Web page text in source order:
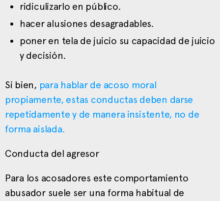
ridiculizarlo en público.
hacer alusiones desagradables.
poner en tela de juicio su capacidad de juicio
y decisión.
Si bien, para hablar de acoso moral
propiamente, estas conductas deben darse
repetidamente y de manera insistente, no de
forma aislada.
Conducta del agresor
Para los acosadores este comportamiento
abusador suele ser una forma habitual de